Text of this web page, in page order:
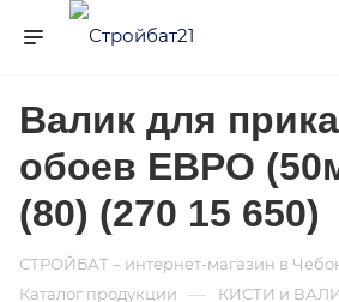
Валик для
обоев ЕВРО
(80) (270 15 650)
СТРОЙБАТ – интернет-магазин в
Каталог продукции — КИСТИ и